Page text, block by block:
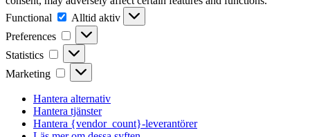
Functional
Functional
Alltid aktiv
Preferences
Preferences
Statistics Statistics
Marketing Marketing
Hantera alternativ
Hantera tjänster
Hantera {vendor_count}-leverantörer